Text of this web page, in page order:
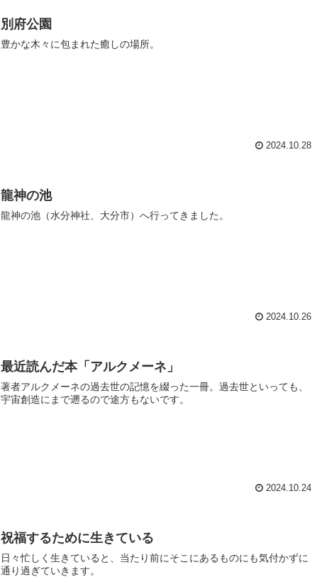
別府公園
豊かな木々に包まれた癒しの場所。
2024.10.28
龍神の池
龍神の池（水分神社、大分市）へ行ってきました。
2024.10.26
最近読んだ本「アルクメーネ」
著者アルクメーネの過去世の記憶を綴った一冊。過去世といっても、
宇宙創造にまで遡るので途方もないです。
2024.10.24
祝福するために生きている
日々忙しく生きていると、当たり前にそこにあるものにも気付かずに
通り過ぎていきます。